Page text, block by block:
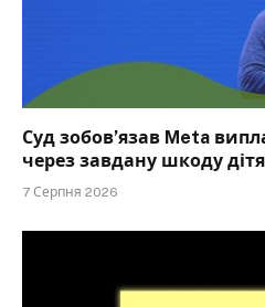
Суд зобов’язав Meta
через завдану шкоду
7 Серпня 2026